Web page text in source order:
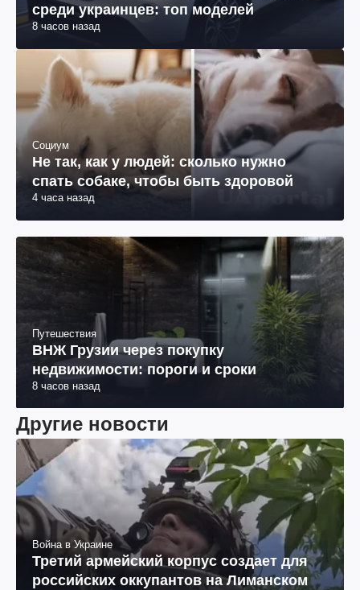
среди украинцев: топ моделей
8 часов назад
Социум
Не так, как у людей: сколько нужно
спать собаке, чтобы быть здоровой
4 часа назад
Путешествия
ВНЖ Грузии через покупку
недвижимости: пороги и сроки
8 часов назад
Другие новости
Война в Украине
Третий армейский корпус создает для
российских оккупантов на Лиманском